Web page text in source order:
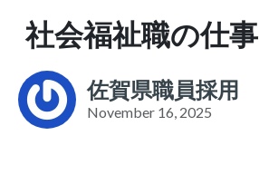
社会福祉職の仕事
佐賀県職員採用
November 16, 2025